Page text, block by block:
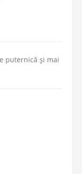
puternică și mai